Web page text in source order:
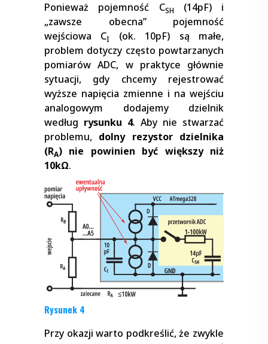
Ponieważ pojemność CSH
(14pF) i
„zawsze obecna” pojemność
wejściowa CI
(ok. 10pF) są małe,
problem dotyczy często powtarzanych
pomiarów ADC, w praktyce głównie
sytuacji, gdy chcemy rejestrować
wyższe napięcia zmienne i na wejściu
analogowym dodajemy dzielnik
według rysunku 4. Aby nie stwarzać
problemu, dolny rezystor dzielnika
(RA) nie powinien być większy niż
10kΩ.
Rysunek 4
Przy okazji warto podkreślić, że zwykle